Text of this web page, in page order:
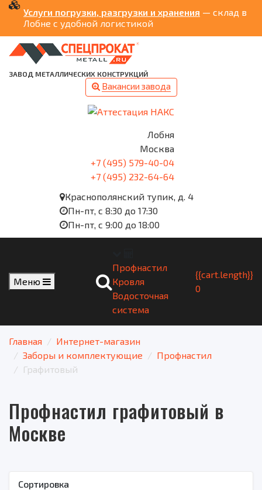
Услуги погрузки, разгрузки и хранения — склад в
Лобне с удобной логистикой
ЗАВОД МЕТАЛЛИЧЕСКИХ КОНСТРУКЦИЙ
Вакансии завода
Краснополянский тупик, д. 4
Пн-пт, с 8:30 до 17:30
Пн-пт, с 9:00 до 18:00
Лобня
Москва
+7 (495) 579-40-04
+7 (495) 232-64-64
Меню
Профнастил
Кровля
Водосточная
система
{{cart.length}}
0
Главная
Интернет-магазин
Заборы и комплектующие
Профнастил
Графитовый
Профнастил графитовый в
Москве
Сортировка